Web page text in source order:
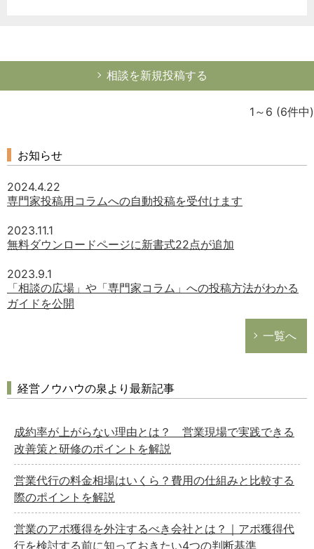
相談を新規投稿する
1～6 (6件中)
お知らせ
2024.4.22
専門家投稿用コラムへの自動投稿を受付けます
2023.11.1
無料ダウンロードページに新書式22点が追加
2023.9.1
「相談の広場」や「専門家コラム」への投稿方法がわかる
ガイドを公開
一覧へ
経営ノウハウの泉より最新記事
成約率が上がらない理由とは？ 営業現場で実践できる
改善策と研修のポイントを解説
営業代行の料金相場はいくら？費用の仕組みと比較する
際のポイントを解説
営業のアポ獲得を外注するべき会社とは？｜アポ獲得代
行を検討する前に知っておきたい4つの判断基準